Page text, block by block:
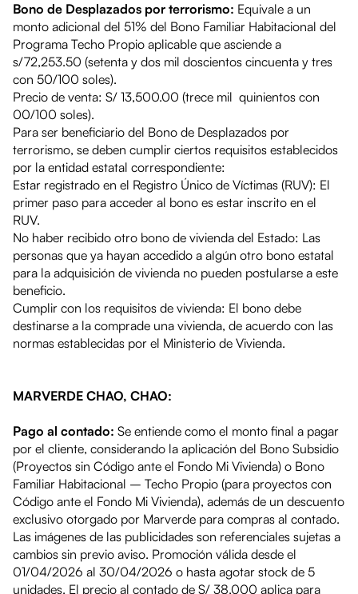
Bono de Desplazados por terrorismo: Equivale a un
monto adicional del 51% del Bono Familiar Habitacional del
Programa Techo Propio aplicable que asciende a
s/72,253.50 (setenta y dos mil doscientos cincuenta y tres
con 50/100 soles).
Precio de venta: S/ 13,500.00 (trece mil quinientos con
00/100 soles).
Para ser beneficiario del Bono de Desplazados por
terrorismo, se deben cumplir ciertos requisitos establecidos
por la entidad estatal correspondiente:
Estar registrado en el Registro Único de Víctimas (RUV): El
primer paso para acceder al bono es estar inscrito en el
RUV.
No haber recibido otro bono de vivienda del Estado: Las
personas que ya hayan accedido a algún otro bono estatal
para la adquisición de vivienda no pueden postularse a este
beneficio.
Cumplir con los requisitos de vivienda: El bono debe
destinarse a la comprade una vivienda, de acuerdo con las
normas establecidas por el Ministerio de Vivienda.
MARVERDE CHAO, CHAO:
Pago al contado: Se entiende como el monto final a pagar
por el cliente, considerando la aplicación del Bono Subsidio
(Proyectos sin Código ante el Fondo Mi Vivienda) o Bono
Familiar Habitacional – Techo Propio (para proyectos con
Código ante el Fondo Mi Vivienda), además de un descuento
exclusivo otorgado por Marverde para compras al contado.
Las imágenes de las publicidades son referenciales sujetas a
cambios sin previo aviso. Promoción válida desde el
01/04/2026 al 30/04/2026 o hasta agotar stock de 5
unidades. El precio al contado de S/ 38,000 aplica para